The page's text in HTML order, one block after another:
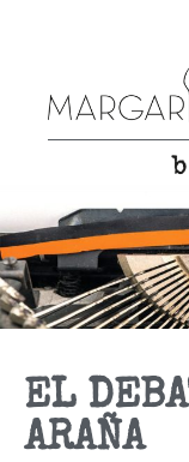
EL
ARAÑA